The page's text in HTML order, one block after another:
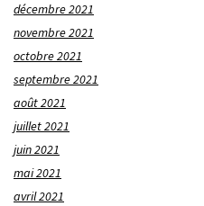
décembre 2021
novembre 2021
octobre 2021
septembre 2021
août 2021
juillet 2021
juin 2021
mai 2021
avril 2021